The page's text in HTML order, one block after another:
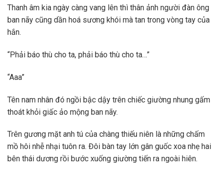
Thanh âm kia ngày càng vang lên thì thân ảnh người đàn ông
ban nãy cũng dần hoá sương khói mà tan trong vòng tay của
hắn.
“Phải báo thù cho ta, phải báo thù cho ta…”
“Aaa”
Tên nam nhân đó ngồi bậc dậy trên chiếc giường nhung gấm
thoát khỏi giấc ảo mộng ban nãy.
Trên gương mặt anh tú của chàng thiếu niên là những chấm
mồ hôi nhễ nhại tuôn ra. Đôi bàn tay lớn gân guốc xoa nhẹ hai
bên thái dương rồi bước xuống giường tiến ra ngoài hiên.